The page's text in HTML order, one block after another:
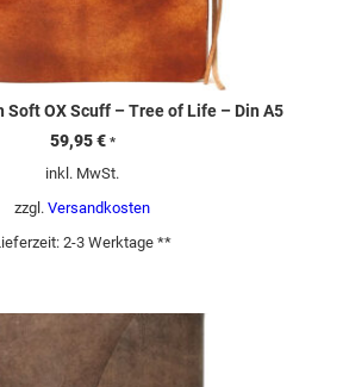
Soft OX Scuff – Tree of Life – Din A5
59,95€ *
inkl. MwSt.
zzgl. Versandkosten
2-3 Werktage **